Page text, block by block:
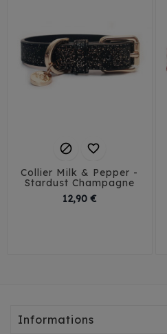
 
Collier Milk & Pepper -
Stardust Champagne
1 cm / 25 cm
12,90 €Prix
Informations